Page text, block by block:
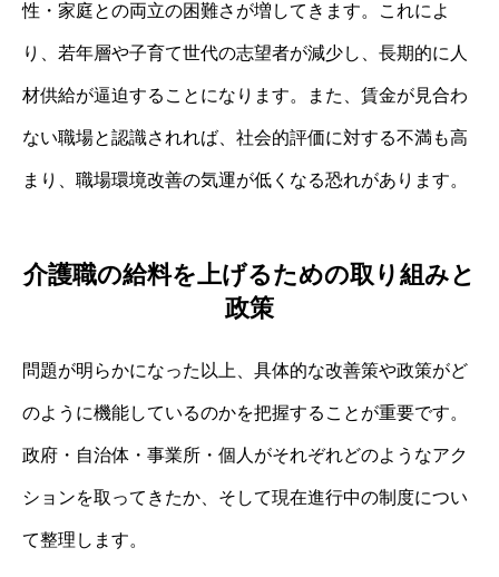
性・家庭との両立の困難さが増してきます。これによ
り、若年層や子育て世代の志望者が減少し、長期的に人
材供給が逼迫することになります。また、賃金が見合わ
ない職場と認識されれば、社会的評価に対する不満も高
まり、職場環境改善の気運が低くなる恐れがあります。
介護職の給料を上げるための取り組みと
政策
問題が明らかになった以上、具体的な改善策や政策がど
のように機能しているのかを把握することが重要です。
政府・自治体・事業所・個人がそれぞれどのようなアク
ションを取ってきたか、そして現在進行中の制度につい
て整理します。